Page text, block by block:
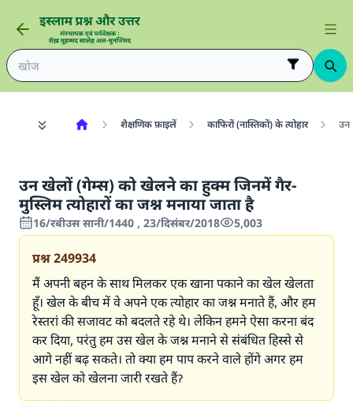
शैक्षणिक फ़ाइलें काफिरों (नास्तिकों) के त्योहार उन
उन खेलों (गेम्स) को खेलने का हुक्म जिनमें गैर-
मुस्लिम त्योहारों का जश्न मनाया जाता है
16/रबीउस सानी/1440 , 23/दिसंबर/2018 5,003
प्रश्न249934
मैं अपनी बहन के साथ मिलकर एक खाना पकाने का खेल खेलता
हूँ। खेल के बीच में वे अपने एक त्योहार का जश्न मनाते हैं, और हम
रेस्तरां की सजावट को बदलते रहे थे। लेकिन हमने ऐसा करना बंद
कर दिया, परंतु हम उस खेल के जश्न मनाने से संबंधित हिस्से से
आगे नहीं बढ़ सकते। तो क्या हम पाप करने वाले होंगे अगर हम
इस खेल को खेलना जारी रखते हैंॽ